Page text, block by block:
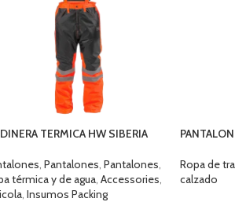
TERMICA HW SIBERIA
, Pantalones, Pantalones,
térmica y de agua, Accessories,
, Insumos Packing
Ropa de
calzado